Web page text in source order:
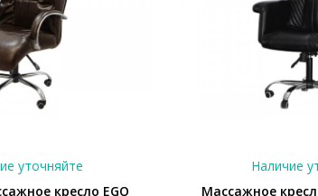
уточняйте
кресло EGO
Наличие
Массажное